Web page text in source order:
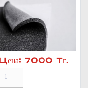
Цена: 7000 Тг.